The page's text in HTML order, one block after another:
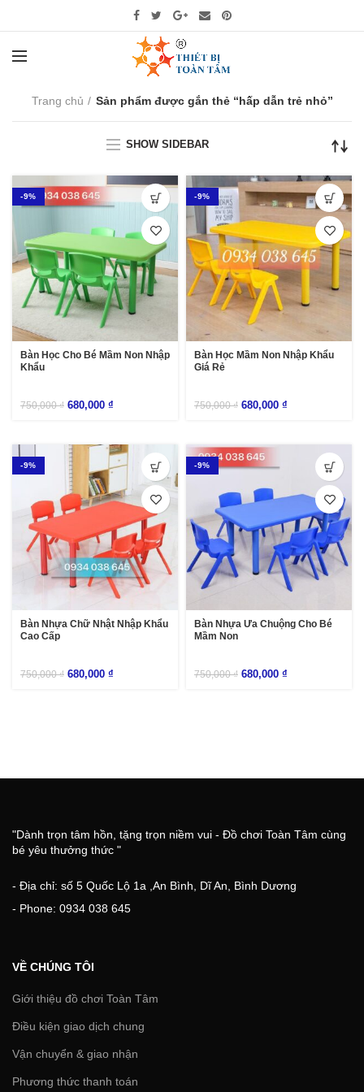
Trang chủ Sản phẩm được gắn thẻ “hấp dẫn trẻ nhỏ”
SHOW SIDEBAR
-9%
Bàn Học Cho Bé Mầm Non Nhập
Khẩu
750,000₫ 680,000 ₫
-9%
Bàn Học Mầm Non Nhập Khẩu
Giá Rẻ
750,000₫ 680,000 ₫
-9%
Bàn Nhựa Chữ Nhật Nhập Khẩu
Cao Cấp
750,000₫ 680,000 ₫
-9%
Bàn Nhựa Ưa Chuộng Cho Bé
Mầm Non
750,000₫ 680,000 ₫
"Dành trọn tâm hồn, tặng trọn niềm vui - Đồ chơi Toàn Tâm cùng
bé yêu thưởng thức "
- Địa chỉ: số 5 Quốc Lộ 1a ,An Bình, Dĩ An, Bình Dương
- Phone: 0934 038 645
VỀ CHÚNG TÔI
Giới thiệu đồ chơi Toàn Tâm
Điều kiện giao dịch chung
Vận chuyển & giao nhận
Phương thức thanh toán